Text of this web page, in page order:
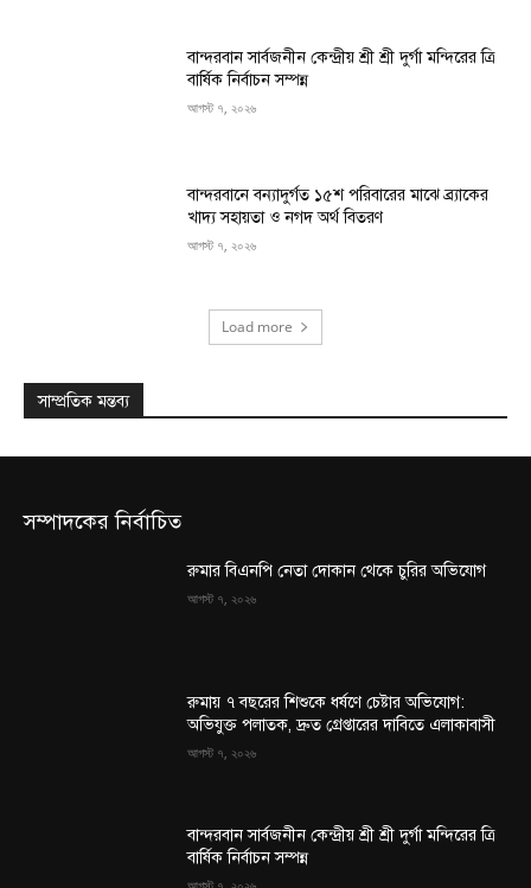
বান্দরবান সার্বজনীন কেন্দ্রীয় শ্রী শ্রী দুর্গা মন্দিরের ত্রি
বার্ষিক নির্বাচন সম্পন্ন
আগস্ট ৭, ২০২৬
বান্দরবানে বন্যাদুর্গত ১৫শ পরিবারের মাঝে ব্র্যাকের
খাদ্য সহায়তা ও নগদ অর্থ বিতরণ
আগস্ট ৭, ২০২৬
Load more
সাম্প্রতিক মন্তব্য
সম্পাদকের নির্বাচিত
রুমার বিএনপি নেতা দোকান থেকে চুরির অভিযোগ
আগস্ট ৭, ২০২৬
রুমায় ৭ বছরের শিশুকে ধর্ষণে চেষ্টার অভিযোগ:
অভিযুক্ত পলাতক, দ্রুত গ্রেপ্তারের দাবিতে এলাকাবাসী
আগস্ট ৭, ২০২৬
বান্দরবান সার্বজনীন কেন্দ্রীয় শ্রী শ্রী দুর্গা মন্দিরের ত্রি
বার্ষিক নির্বাচন সম্পন্ন